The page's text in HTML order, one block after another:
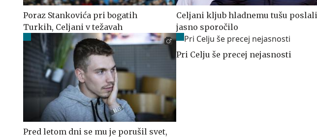
Poraz Stankovića pri bogatih
Turkih, Celjani v težavah
Celjani kljub hladnemu tušu poslali
jasno sporočilo
Pred letom dni se mu je porušil svet,
Pri Celju še precej nejasnosti